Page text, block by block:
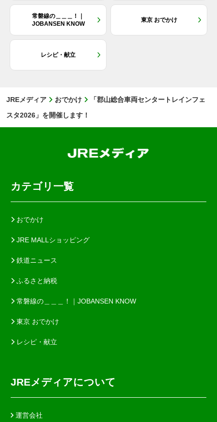
常磐線の＿＿＿！｜
JOBANSEN KNOW
東京 おでかけ
レシピ・献立
JREメディア おでかけ
「郡山総合車両センタートレインフェ
スタ2026」を開催します！
カテゴリ一覧
おでかけ
JRE MALLショッピング
鉄道ニュース
ふるさと納税
常磐線の＿＿＿！｜JOBANSEN KNOW
東京 おでかけ
レシピ・献立
JREメディアについて
運営会社